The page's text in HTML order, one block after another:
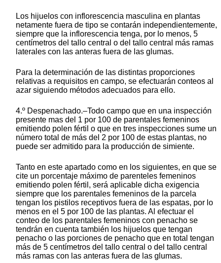
Los hijuelos con inflorescencia masculina en plantas
netamente fuera de tipo se contarán independientemente,
siempre que la inflorescencia tenga, por lo menos, 5
centímetros del tallo central o del tallo central más ramas
laterales con las anteras fuera de las glumas.
Para la determinación de las distintas proporciones
relativas a requisitos en campo, se efectuarán conteos al
azar siguiendo métodos adecuados para ello.
4.º Despenachado.–Todo campo que en una inspección
presente mas del 1 por 100 de parentales femeninos
emitiendo polen fértil o que en tres inspecciones sume un
número total de más del 2 por 100 de estas plantas, no
puede ser admitido para la producción de simiente.
Tanto en este apartado como en los siguientes, en que se
cite un porcentaje máximo de parenteles femeninos
emitiendo polen fértil, será aplicable dicha exigencia
siempre que los parentales femeninos de la parcela
tengan los pistilos receptivos fuera de las espatas, por lo
menos en el 5 por 100 de las plantas. Al efectuar el
conteo de los parentales femeninos con penacho se
tendrán en cuenta también los hijuelos que tengan
penacho o las porciones de penacho que en total tengan
más de 5 centímetros del tallo central o del tallo central
más ramas con las anteras fuera de las glumas.